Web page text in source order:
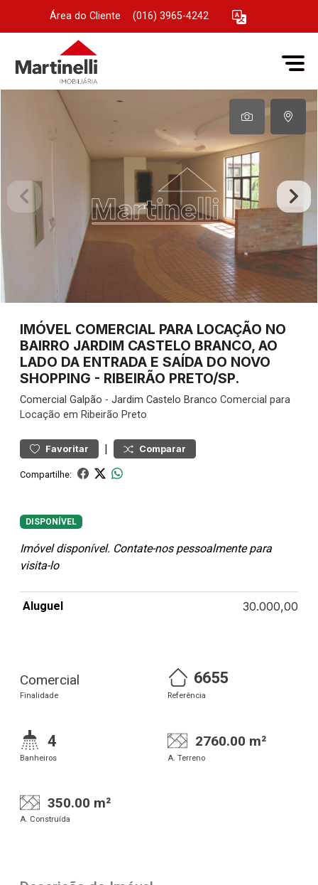
Área do Cliente (016) 3965-4242
IMÓVEL COMERCIAL PARA LOCAÇÃO NO
BAIRRO JARDIM CASTELO BRANCO, AO
LADO DA ENTRADA E SAÍDA DO NOVO
SHOPPING - RIBEIRÃO PRETO/SP.
Comercial Galpão - Jardim Castelo Branco Comercial para
Locação em Ribeirão Preto
Favoritar | Comparar
Compartilhe:
DISPONÍVEL
Imóvel disponível. Contate-nos pessoalmente para
visita-lo
Aluguel 30.000,00
Comercial
Finalidade
6655
Referência
4
Banheiros
2760.00 m²
A. Terreno
350.00 m²
A. Construída